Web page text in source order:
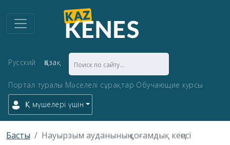
Русский Қазақ
Портал туралы Мәселелі сұрақтар Обучающие курсы
ҚК мүшелері үшін
Басты Науырзым ауданының қоғамдық кеңесі